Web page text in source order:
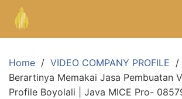
Home
VIDEO COMPANY PROFILE
Berartinya Memakai Jasa Pembuatan
Profile Boyolali | Java MICE Pro-